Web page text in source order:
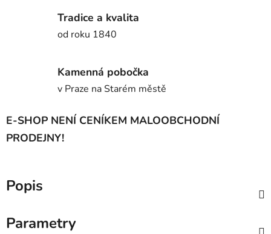
Tradice a kvalita
od roku 1840
Kamenná pobočka
v Praze na Starém městě
E-SHOP NENÍ CENÍKEM MALOOBCHODNÍ
PRODEJNY!
Popis
Parametry